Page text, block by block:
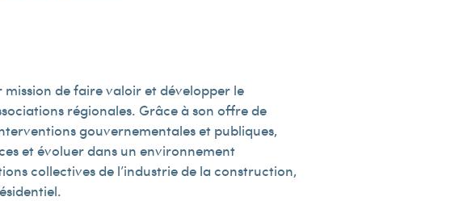
mission de faire valoir et développer le
régionales. Grâce à son offre de
gouvernementales et publiques,
et évoluer dans un environnement
collectives de l’industrie de la construction,